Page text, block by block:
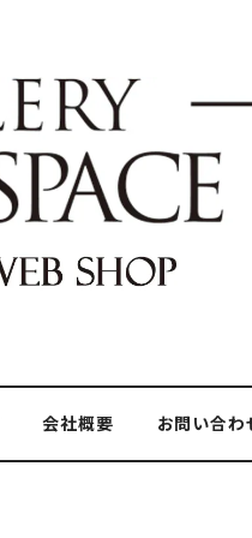
会社概要 お問い合わ